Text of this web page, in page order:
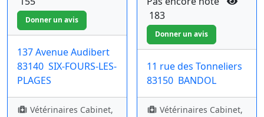
137 Avenue Audibert
83140 SIX-FOURS-LES-
PLAGES
Vétérinaires Cabinet,
183
11 rue des Tonneliers
83150 BANDOL
Vétérinaires Cabinet,